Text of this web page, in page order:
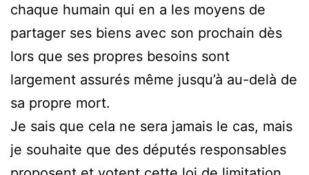
chaque humain qui en a les moyens de
partager ses biens avec son prochain dès
lors que ses propres besoins sont
largement assurés même jusqu’à au-delà de
sa propre mort.
Je sais que cela ne sera jamais le cas, mais
je souhaite que des députés responsables